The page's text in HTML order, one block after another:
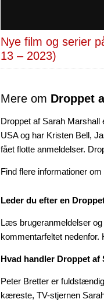
Nye film og serier
13 – 2023)
Mere om Droppet
Droppet af Sarah
USA og har Kristen Bell,
fået flotte anmeldelser.
Find flere informationer
Leder du efter en
Læs brugeranmeldelser
kommentarfeltet
Hvad handler Droppet af
Peter Bretter er
kæreste, TV-stjernen